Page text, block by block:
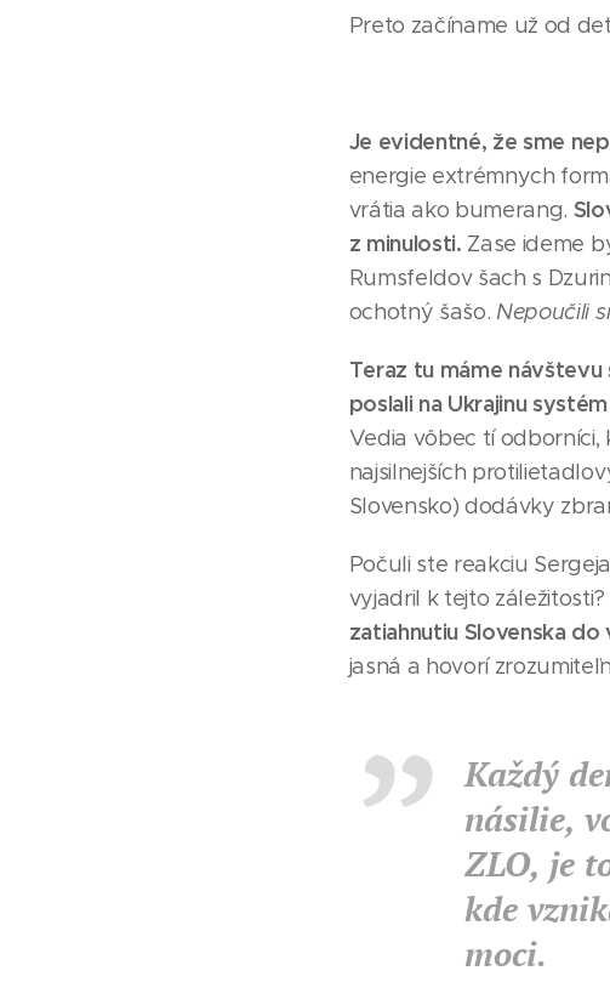
Preto začíname už od
Je evidentné, že sme
energie extrémnych
vrátia ako bumerang.
z minulosti. Zase ideme
Rumsfeldov šach s
ochotný šašo.Nepoučili
Teraz tu máme
poslali na Ukrajinu
Vedia vôbec tí odborníci,
najsilnejších
Slovensko) dodávky
Počuli ste reakciu
vyjadril k tejto
zatiahnutiu Slovenska do
jasná a hovorí
Každý
násilie,
ZLO, je
kde
moci.